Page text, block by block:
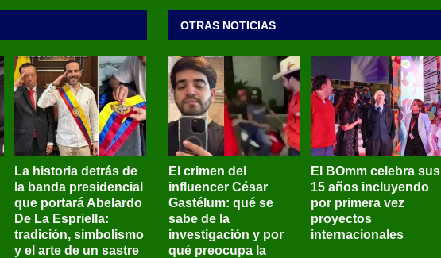
La historia detrás de
la banda presidencial
que portará Abelardo
De La Espriella:
tradición, simbolismo
y el arte de un sastre
OTRAS NOTICIAS
El crimen del
influencer César
Gastélum: qué se
sabe de la
investigación y por
qué preocupa la
El BOmm celebra sus
15 años incluyendo
por primera vez
proyectos
internacionales